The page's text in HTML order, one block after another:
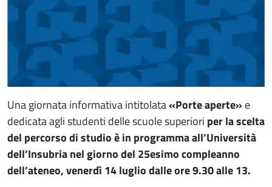
Paragrafo
Una giornata informativa intitolata«Porte aperte» e
dedicata agli studenti delle scuole superiori per la scelta
del percorso di studio è in programma all’Università
dell’Insubria nel giorno del 25esimo compleanno
dell’ateneo, venerdì 14 luglio dalle ore 9.30 alle 13.